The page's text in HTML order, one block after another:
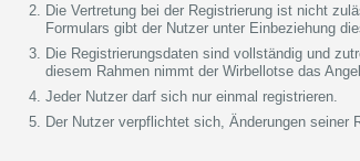
Die Vertretung bei der Registrierung ist nicht
Formulars gibt der Nutzer unter Einbeziehung
Die Registrierungsdaten sind vollständig und
diesem Rahmen nimmt der Wirbellotse das
Jeder Nutzer darf sich nur einmal registrieren.
Der Nutzer verpflichtet sich, Änderungen seiner